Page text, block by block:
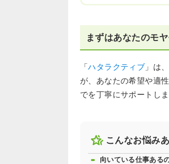
まずはあなたのモ
「ハタラクティブ 」は
が、あなたの希望や適
でを丁寧にサポートしま
こんなお悩み
向いている仕事ある